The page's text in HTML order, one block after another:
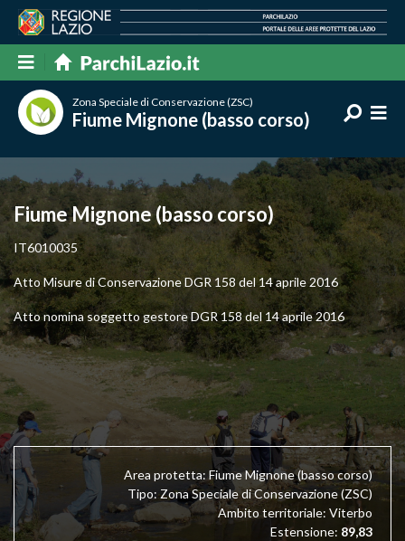
Zona Speciale di Conservazione (ZSC)
Fiume Mignone (basso corso)
Fiume Mignone (basso corso)
IT6010035
Atto Misure di Conservazione DGR 158 del 14 aprile 2016
Atto nomina soggetto gestore DGR 158 del 14 aprile 2016
Area protetta: Fiume Mignone (basso corso)
Tipo: Zona Speciale di Conservazione (ZSC)
Ambito territoriale: Viterbo
Estensione: 89,83